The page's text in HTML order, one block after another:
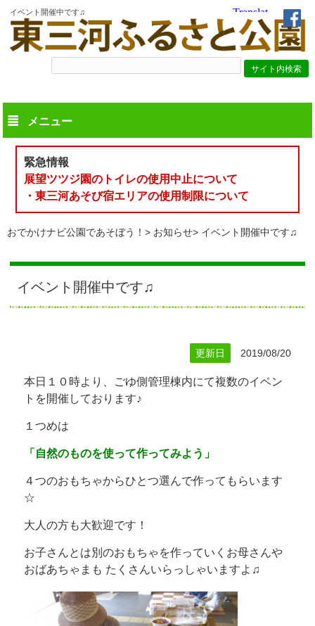
イベント開催中です♫
メニュー
緊急情報
展望ツツジ園のトイレの使用中止について
・東三河あそび宿エリアの使用制限について
おでかけナビ公園であそぼう！ お知らせ イベント開催中です♫
イベント開催中です♫
更新日 2019/08/20
本日１０時より、ごゆ側管理棟内にて複数のイベン
トを開催しております♪
１つめは
「自然のものを使って作ってみよう」
４つのおもちゃからひとつ選んで作ってもらいます
☆
大人の方も大歓迎です！
お子さんとは別のおもちゃを作っていくお母さんや
おばあちゃまも たくさんいらっしゃいますよ♫